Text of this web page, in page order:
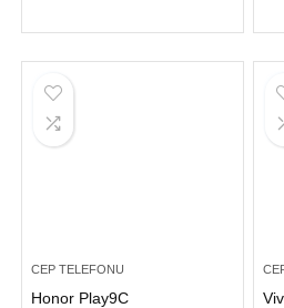
CEP TELEFONU
Honor Play9C